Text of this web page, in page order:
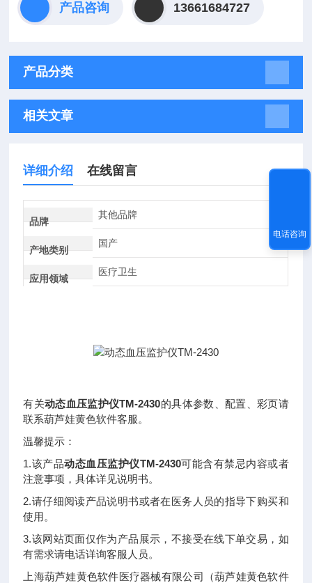
产品咨询 13661684727
产品分类
相关文章
详细介绍 在线留言
品牌
其他品牌
产地类别
国产
应用领域
医疗卫生
有关动态血压监护仪TM-2430的具体参数、配置、彩页请
联系葫芦娃黄色软件客服。
温馨提示：
1.该产品动态血压监护仪TM-2430可能含有禁忌内容或者
注意事项，具体详见说明书。
2.请仔细阅读产品说明书或者在医务人员的指导下购买和
使用。
3.该网站页面仅作为产品展示，不接受在线下单交易，如
有需求请电话详询客服人员。
上海葫芦娃黄色软件医疗器械有限公司（葫芦娃黄色软件
电话咨询